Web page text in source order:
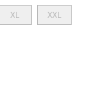
XL XXL